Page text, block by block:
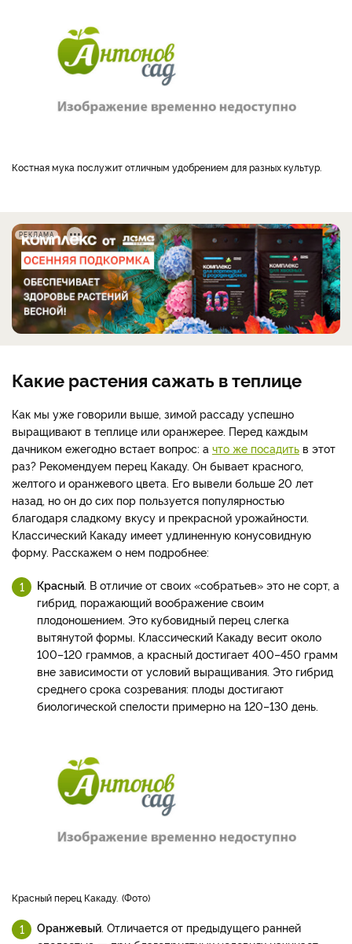
Костная мука послужит отличным удобрением для разных культур.
РЕКЛАМА
Какие растения сажать в теплице
Как мы уже говорили выше, зимой рассаду успешно
выращивают в теплице или оранжерее. Перед каждым
дачником ежегодно встает вопрос: а что же посадить в этот
раз? Рекомендуем перец Какаду. Он бывает красного,
желтого и оранжевого цвета. Его вывели больше 20 лет
назад, но он до сих пор пользуется популярностью
благодаря сладкому вкусу и прекрасной урожайности.
Классический Какаду имеет удлиненную конусовидную
форму. Расскажем о нем подробнее:
Красный . В отличие от своих «собратьев» это не сорт, а
гибрид, поражающий воображение своим
плодоношением. Это кубовидный перец слегка
вытянутой формы. Классический Какаду весит около
100–120 граммов, а красный достигает 400–450 грамм
вне зависимости от условий выращивания. Это гибрид
среднего срока созревания: плоды достигают
биологической спелости примерно на 120–130 день.
Красный перец Какаду. Фото
Оранжевый. Отличается от предыдущего ранней